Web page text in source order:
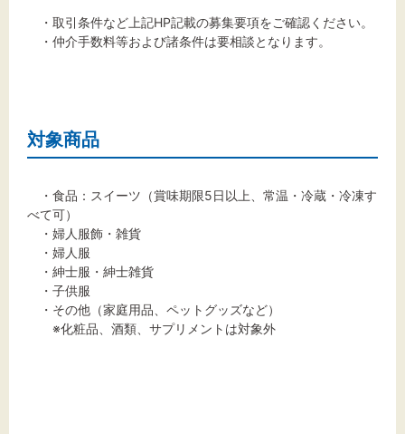
・取引条件など上記HP記載の募集要項をご確認ください。
・仲介手数料等および諸条件は要相談となります。
対象商品
・食品：スイーツ（賞味期限5日以上、常温・冷蔵・冷凍す
べて可）
・婦人服飾・雑貨
・婦人服
・紳士服・紳士雑貨
・子供服
・その他（家庭用品、ペットグッズなど）
※化粧品、酒類、サプリメントは対象外